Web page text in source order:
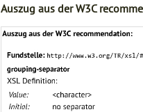
Auszug aus der W3C